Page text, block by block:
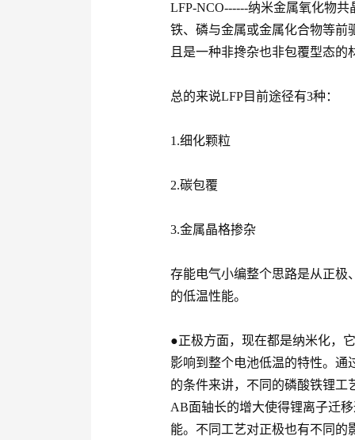
LFP-NCO------纳米金属氧化物
铁、磷与金属或金属化合物等前
且是一种非搀杂也非包覆型态的
总的来说LFP目前途径有3种：
1.细化颗粒
2.碳包覆
3.金属晶格掺杂
存能电气小编整个思路是从正极
的低温性能。
●正极方面，现在都是纳米化，
影响到整个电池低温的特性。通
的条件来讲，不同的磷酸铁锂
AB面轴长的增大使得锂离子迁
能。不同工艺对正极也有不同的